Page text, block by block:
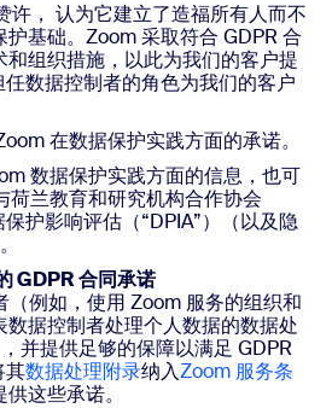
许， 认为它建立了造福所有人而不
基础。Zoom 采取符合 GDPR 合
组织措施，以此为我们的客户提
数据控制者的角色为我们的客户
在数据保护实践方面的承诺。
数据保护实践方面的信息，也可
荷兰教育和研究机构合作协会
护影响评估（“DPIA”）
（以及隐
GDPR 合同承诺
（例如，使用 Zoom 服务的组织和
据控制者处理个人数据的数据处
并提供足够的保障以满足 GDPR
其数据处理附录纳入Zoom 服务条
这些承诺。